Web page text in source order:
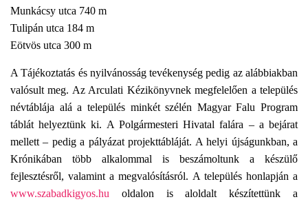
Munkácsy utca 740 m
Tulipán utca 184 m
Eötvös utca 300 m
A Tájékoztatás és nyilvánosság tevékenység pedig az alábbiakban
valósult meg. Az Arculati Kézikönyvnek megfelelően a település
névtáblája alá a település minkét szélén Magyar Falu Program
táblát helyeztünk ki. A Polgármesteri Hivatal falára – a bejárat
mellett – pedig a pályázat projekttábláját. A helyi újságunkban, a
Krónikában több alkalommal is beszámoltunk a készülő
fejlesztésről, valamint a megvalósításról. A település honlapján a
www.szabadkigyos.hu oldalon is aloldalt készítettünk a